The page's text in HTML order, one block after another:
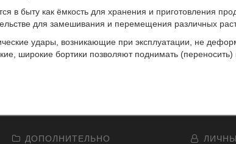
быту как ёмкость для хранения и приготовления
для замешивания и перемещения различных
удары, возникающие при эксплуатации, не
широкие бортики позволяют поднимать (переносить)
ДОПОЛНИТЕЛЬНО